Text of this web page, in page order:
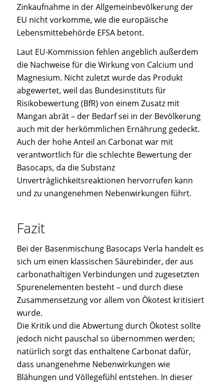
Zinkaufnahme in der Allgemeinbevölkerung der
EU nicht vorkomme, wie die europäische
Lebensmittebehörde EFSA betont.
Laut EU-Kommission fehlen angeblich außerdem
die Nachweise für die Wirkung von Calcium und
Magnesium. Nicht zuletzt wurde das Produkt
abgewertet, weil das Bundesinstituts für
Risikobewertung (BfR) von einem Zusatz mit
Mangan abrät – der Bedarf sei in der Bevölkerung
auch mit der herkömmlichen Ernährung gedeckt.
Auch der hohe Anteil an Carbonat war mit
verantwortlich für die schlechte Bewertung der
Basocaps, da die Substanz
Unverträglichkeitsreaktionen hervorrufen kann
und zu unangenehmen Nebenwirkungen führt.
Fazit
Bei der Basenmischung Basocaps Verla handelt es
sich um einen klassischen Säurebinder, der aus
carbonathaltigen Verbindungen und zugesetzten
Spurenelementen besteht – und durch diese
Zusammensetzung vor allem von Ökotest kritisiert
wurde.
Die Kritik und die Abwertung durch Ökotest sollte
jedoch nicht pauschal so übernommen werden;
natürlich sorgt das enthaltene Carbonat dafür,
dass unangenehme Nebenwirkungen wie
Blähungen und Völlegefühl entstehen. In dieser